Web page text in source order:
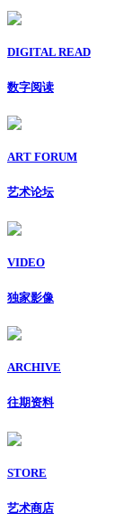
DIGITAL READ
数字阅读
ART FORUM
艺术论坛
VIDEO
独家影像
ARCHIVE
往期资料
STORE
艺术商店